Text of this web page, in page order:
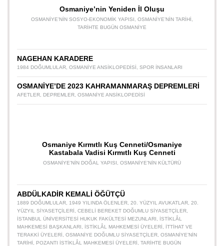
Osmaniye’nin Yeniden İl Oluşu
OSMANIYE’NIN SOSYO-EKONOMIK YAPISI OSMANIYE’NIN TARIHI
TARIHTE BUGÜN OSMANIYE
NAGEHAN KARADERE
1984 DOĞUMLULAR OSMANIYE ANSIKLOPEDISI SPOR INSANLARI
OSMANİYE’DE 2023 KAHRAMANMARAŞ DEPREMLERİ
AFETLER DEPREMLER OSMANIYE ANSIKLOPEDISI
Osmaniye Kırmıtlı Kuş Cenneti/Osmaniye
Kastabala Vadisi Kırmıtlı Kuş Cenneti
OSMANIYE’NIN DOĞAL YAPISI OSMANIYE’NIN KÜLTÜRÜ
ABDÜLKADİR KEMALİ ÖĞÜTÇÜ
1889 DOĞUMLULAR 1949 YILINDA ÖLENLER 20. YÜZYIL AVUKATLAR 20.
YÜZYIL SIYASETÇILERI
CEBELI BEREKET DOĞUMLU SIYASETÇILER
İSTANBUL ÜNIVERSITESI HUKUK FAKÜLTESI MEZUNLARI
İSTIKLÂL
MAHKEMESI BAŞKANLARI
İSTIKLÂL MAHKEMESI ÜYELERI
İTTIHAT VE
TERAKKI ÜYELERI
OSMANIYE DOĞUMLU SIYASETÇILER OSMANIYE’NIN
TARIHI
POZANTI İSTIKLÂL MAHKEMESI ÜYELERI
TARIHTE BUGÜN